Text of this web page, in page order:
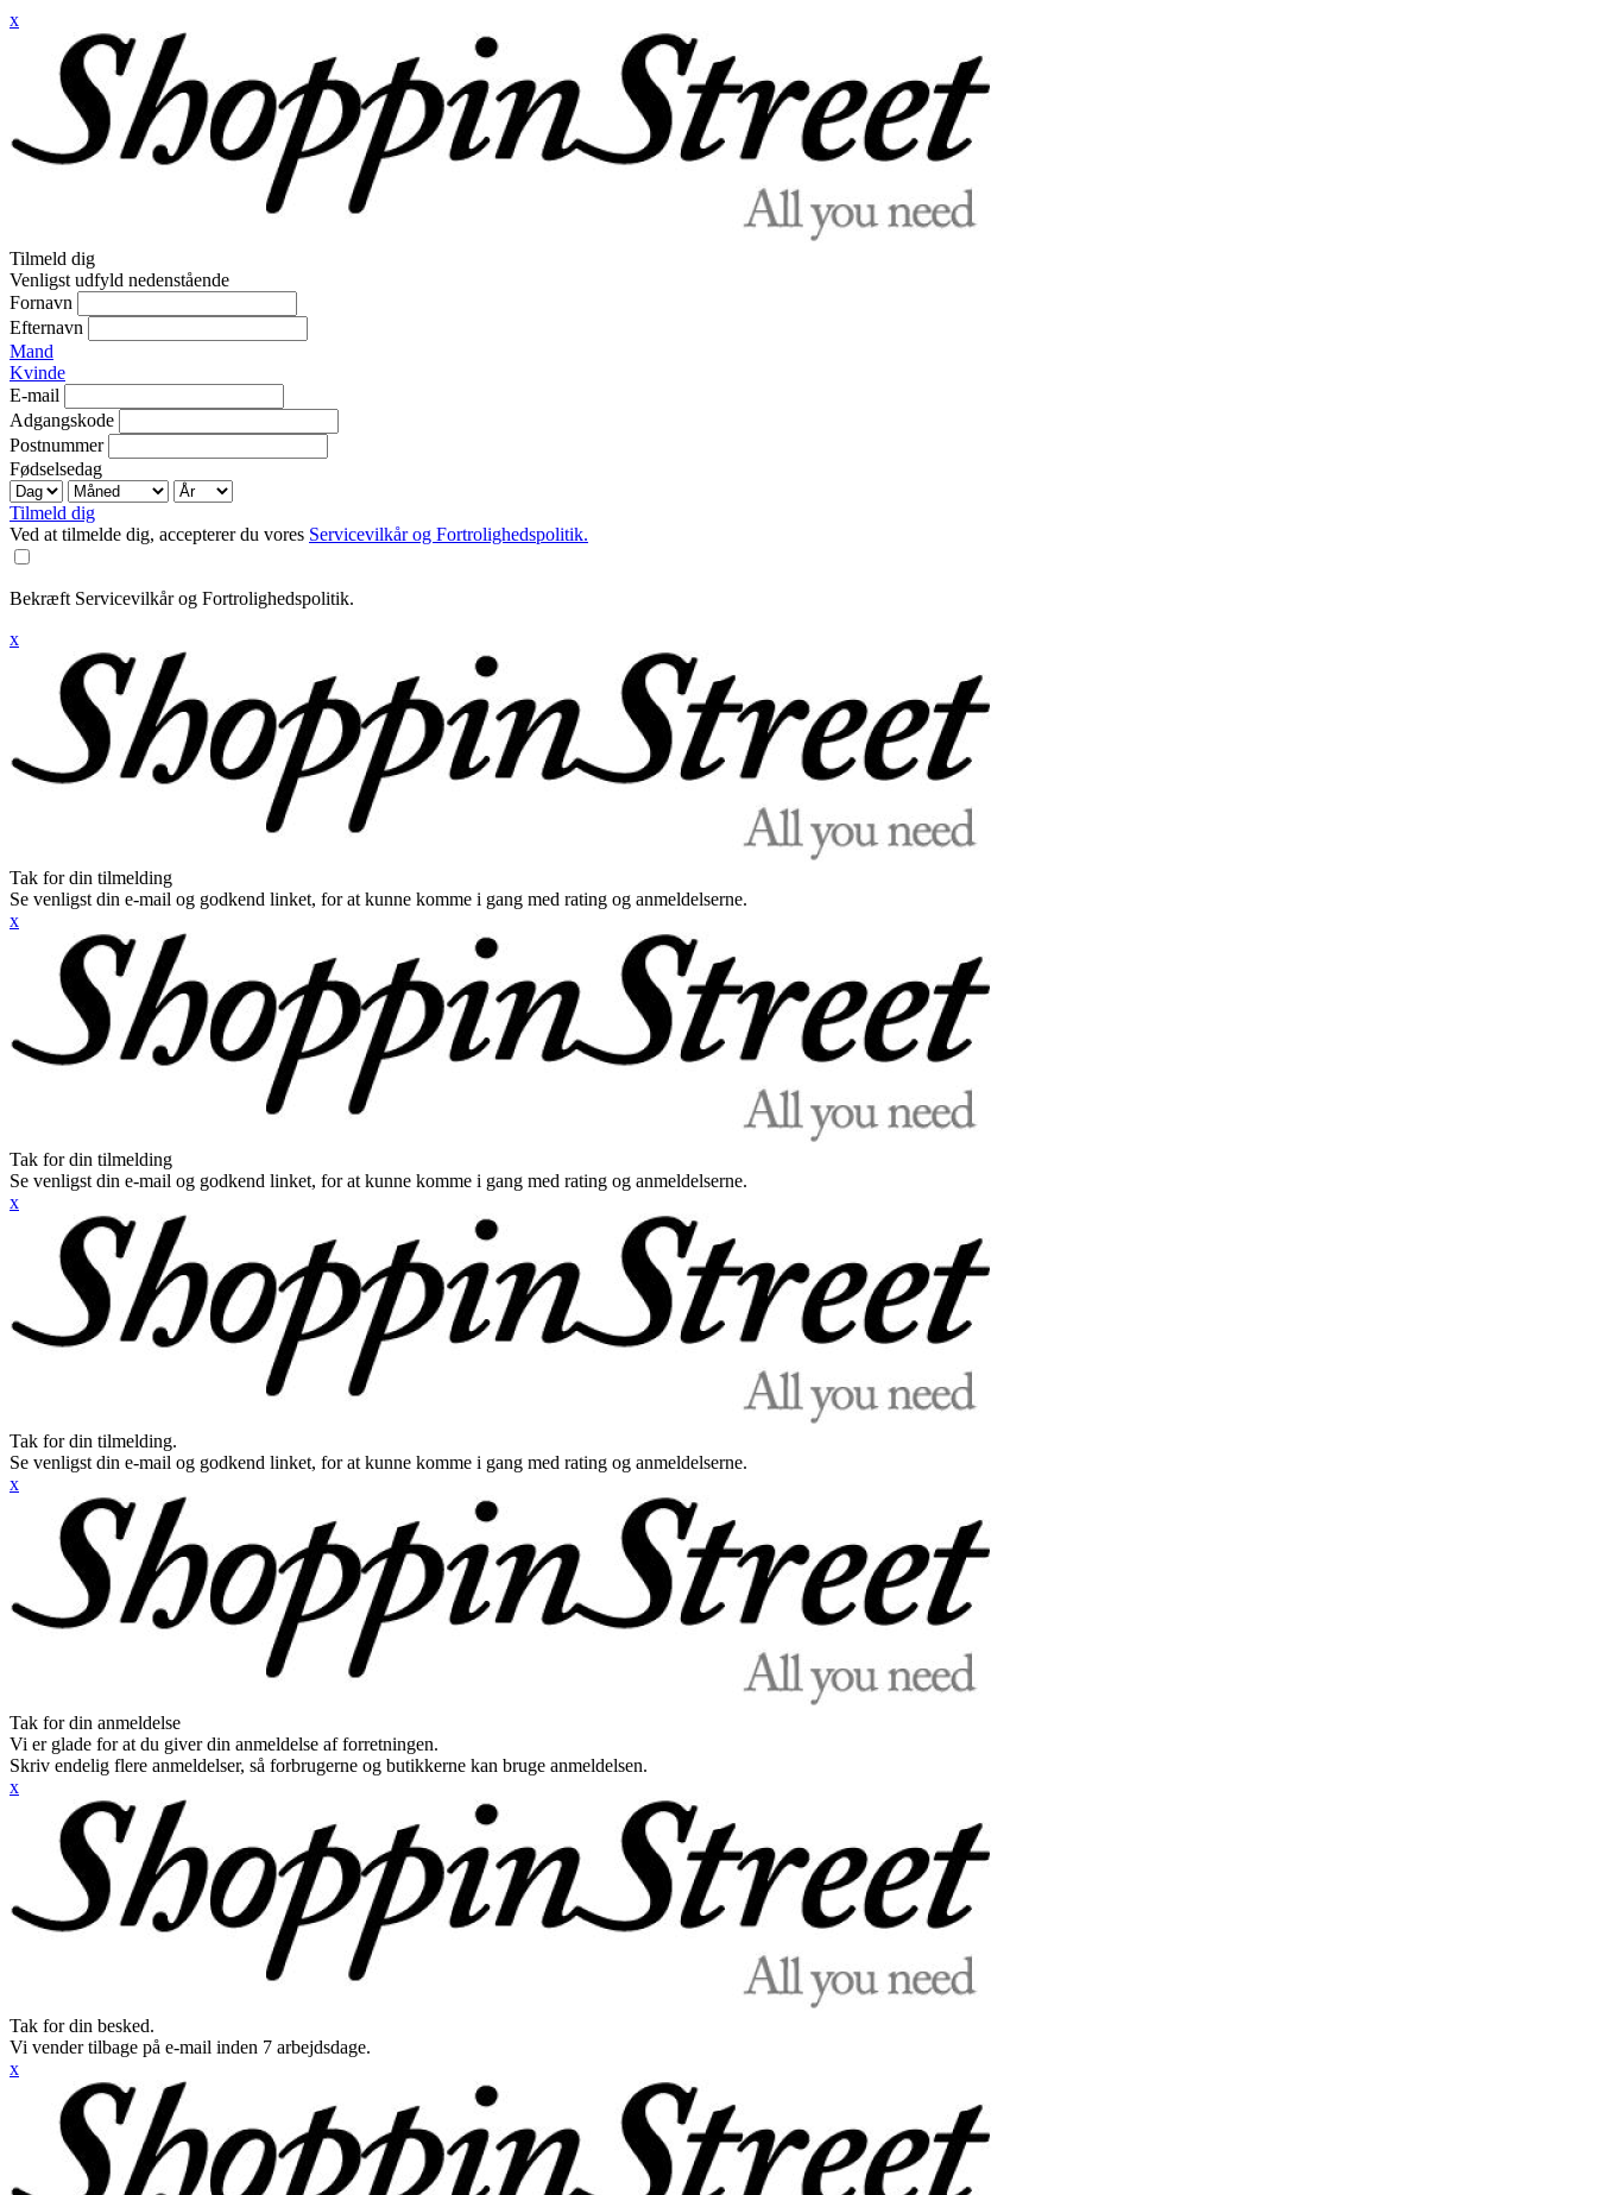
x
Tilmeld dig
Venligst udfyld nedenstående
Fornavn
Efternavn
Mand
Kvinde
E-mail
Adgangskode
Postnummer
Fødselsedag
Tilmeld dig
Ved at tilmelde dig, accepterer du vores Servicevilkår og Fortrolighedspolitik.
Bekræft Servicevilkår og Fortrolighedspolitik.
x
Tak for din tilmelding
Se venligst din e-mail og godkend linket, for at kunne komme i gang med rating og anmeldelserne.
x
Tak for din tilmelding
Se venligst din e-mail og godkend linket, for at kunne komme i gang med rating og anmeldelserne.
x
Tak for din tilmelding.
Se venligst din e-mail og godkend linket, for at kunne komme i gang med rating og anmeldelserne.
x
Tak for din anmeldelse
Vi er glade for at du giver din anmeldelse af forretningen.
Skriv endelig flere anmeldelser, så forbrugerne og butikkerne kan bruge anmeldelsen.
x
Tak for din besked.
Vi vender tilbage på e-mail inden 7 arbejdsdage.
x